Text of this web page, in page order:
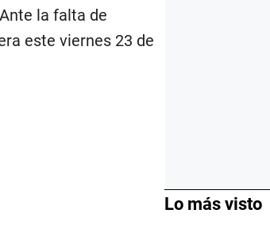
la falta de
este viernes 23 de
Lo más visto